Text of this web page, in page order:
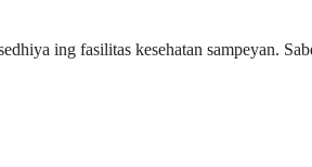
ing fasilitas kesehatan sampeyan.